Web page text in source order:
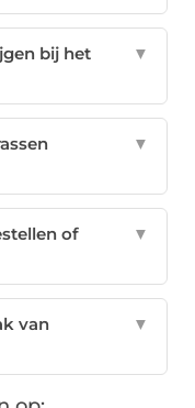
bij het
▼
▼
of
▼
van
▼